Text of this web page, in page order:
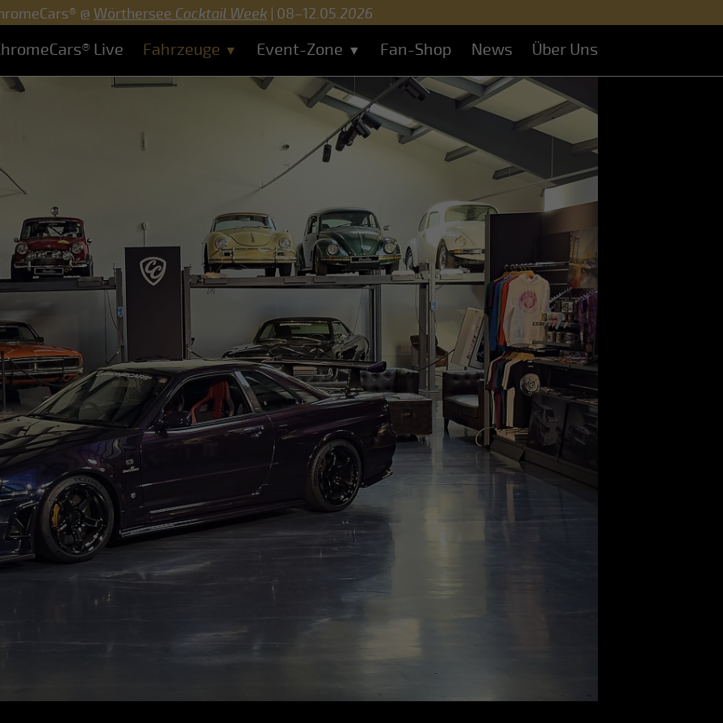
@ Wörthersee Cocktail Week | 08–12.05.2026
Live Fahrzeuge Event-Zone Fan-Shop News Über Uns